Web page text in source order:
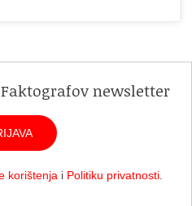
newsletter
korištenja i Politiku privatnosti.